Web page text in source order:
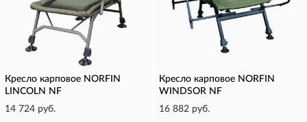
Кресло карповое NORFIN
LINCOLN NF
14 724 руб.
Кресло карповое NORFIN
WINDSOR NF
16 882 руб.